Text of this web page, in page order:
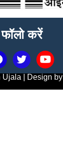
फॉलो करें
| Design by